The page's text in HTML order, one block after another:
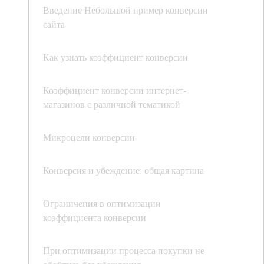
Введение Небольшой пример конверсии
сайта
Как узнать коэффициент конверсии
Коэффициент конверсии интернет-
магазинов с различной тематикой
Микроцели конверсии
Конверсия и убеждение: общая картина
Ограничения в оптимизации
коэффициента конверсии
При оптимизации процесса покупки не